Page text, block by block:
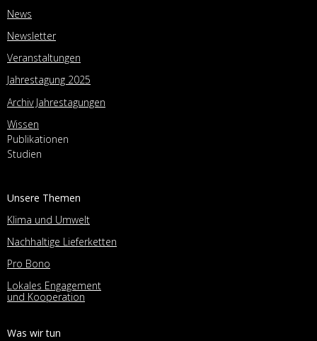
News
Newsletter
Veranstaltungen
Jahrestagung 2025
Archiv Jahrestagungen
Wissen
Publikationen
Studien
Unsere Themen
Klima und Umwelt
Nachhaltige Lieferketten
Pro Bono
Lokales Engagement
und Kooperation
Was wir tun